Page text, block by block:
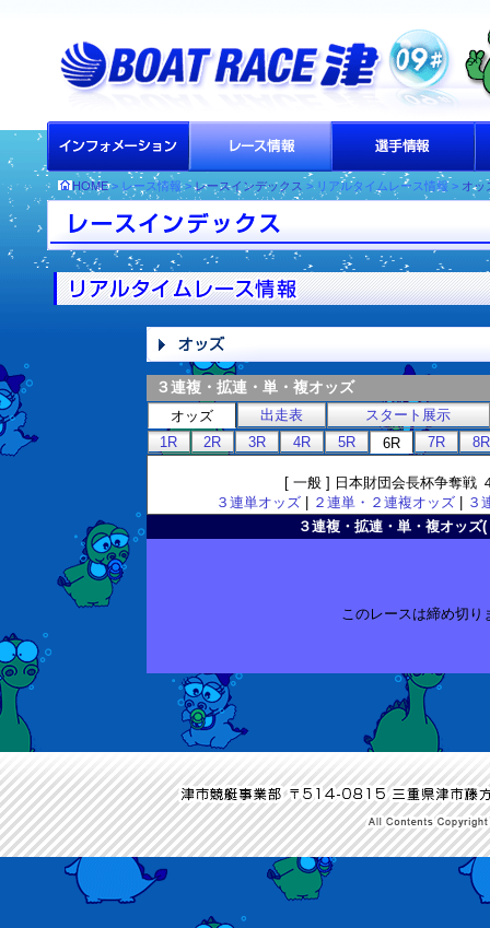
HOME> レース情報 >レースインデックス > リアルタイムレース情報 > オッ
３連複・拡連・単・複オッズ
オッズ 出走表
スタート展示
1R
2R 3R 4R 5R 6R 7R 8R
[ 一般 ] 日本財団会長杯争奪戦
３連単オッズ| ２連単・２連複オッズ|
３
３連複・拡連・単・複オッズ
このレースは締め切り